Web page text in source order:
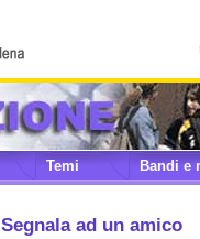
Temi Bandi e
Segnala ad un amico